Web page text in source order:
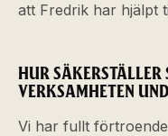
att Fredrik har hjälpt
HUR
VERKSAMHETEN
Vi har fullt